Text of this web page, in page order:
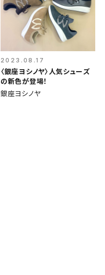
2023.08.17
〈銀座ヨシノヤ〉人気シューズ
の新色が登場！
銀座ヨシノヤ